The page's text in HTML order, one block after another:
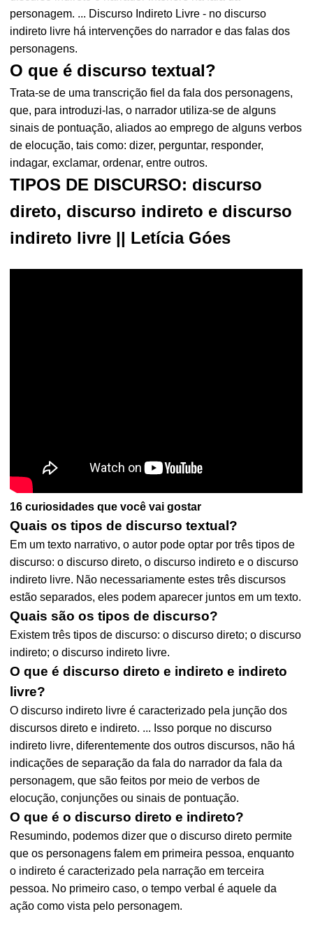
personagem. ... Discurso Indireto Livre - no discurso
indireto livre há intervenções do narrador e das falas dos
personagens.
O que é discurso textual?
Trata-se de uma transcrição fiel da fala dos personagens,
que, para introduzi-las, o narrador utiliza-se de alguns
sinais de pontuação, aliados ao emprego de alguns verbos
de elocução, tais como: dizer, perguntar, responder,
indagar, exclamar, ordenar, entre outros.
TIPOS DE DISCURSO: discurso
direto, discurso indireto e discurso
indireto livre || Letícia Góes
16 curiosidades que você vai gostar
Quais os tipos de discurso textual?
Em um texto narrativo, o autor pode optar por três tipos de
discurso: o discurso direto, o discurso indireto e o discurso
indireto livre. Não necessariamente estes três discursos
estão separados, eles podem aparecer juntos em um texto.
Quais são os tipos de discurso?
Existem três tipos de discurso: o discurso direto; o discurso
indireto; o discurso indireto livre.
O que é discurso direto e indireto e indireto
livre?
O discurso indireto livre é caracterizado pela junção dos
discursos direto e indireto. ... Isso porque no discurso
indireto livre, diferentemente dos outros discursos, não há
indicações de separação da fala do narrador da fala da
personagem, que são feitos por meio de verbos de
elocução, conjunções ou sinais de pontuação.
O que é o discurso direto e indireto?
Resumindo, podemos dizer que o discurso direto permite
que os personagens falem em primeira pessoa, enquanto
o indireto é caracterizado pela narração em terceira
pessoa. No primeiro caso, o tempo verbal é aquele da
ação como vista pelo personagem.